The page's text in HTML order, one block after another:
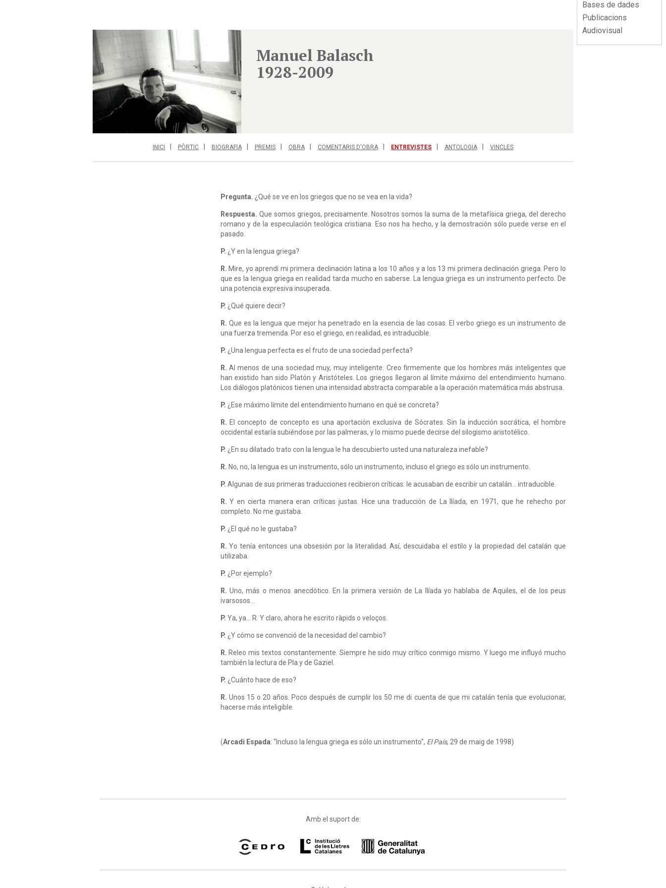
Bases de dades
Publicacions
Audiovisual
Manuel Balasch
1928-2009
INICI PÒRTIC BIOGRAFIA PREMIS OBRA COMENTARIS D'OBRA ENTREVISTES ANTOLOGIA VINCLES
Pregunta. ¿Qué se ve en los griegos que no se vea en la vida?
Respuesta. Que somos griegos, precisamente. Nosotros somos la suma de la metafísica griega, del derecho
romano y de la especulación teológica cristiana. Eso nos ha hecho, y la demostración sólo puede verse en el
pasado.
P. ¿Y en la lengua griega?
R. Mire, yo aprendí mi primera declinación latina a los 10 años y a los 13 mi primera declinación griega. Pero lo
que es la lengua griega en realidad tarda mucho en saberse. La lengua griega es un instrumento perfecto. De
una potencia expresiva insuperada.
P. ¿Qué quiere decir?
R. Que es la lengua que mejor ha penetrado en la esencia de las cosas. El verbo griego es un instrumento de
una fuerza tremenda. Por eso el griego, en realidad, es intraducible.
P. ¿Una lengua perfecta es el fruto de una sociedad perfecta?
R. Al menos de una sociedad muy, muy inteligente. Creo firmemente que los hombres más inteligentes que
han existido han sido Platón y Aristóteles. Los griegos llegaron al límite máximo del entendimiento humano.
Los diálogos platónicos tienen una intensidad abstracta comparable a la operación matemática más abstrusa.
P. ¿Ese máximo límite del entendimiento humano en qué se concreta?
R. El concepto de concepto es una aportación exclusiva de Sócrates. Sin la inducción socrática, el hombre
occidental estaría subiéndose por las palmeras, y lo mismo puede decirse del silogismo aristotélico.
P. ¿En su dilatado trato con la lengua le ha descubierto usted una naturaleza inefable?
R. No, no, la lengua es un instrumento, sólo un instrumento, incluso el griego es sólo un instrumento.
P. Algunas de sus primeras traducciones recibieron críticas: le acusaban de escribir un catalán... intraducible.
R. Y en cierta manera eran críticas justas. Hice una traducción de La Ilíada, en 1971, que he rehecho por
completo. No me gustaba.
P. ¿El qué no le gustaba?
R.Yo tenía entonces una obsesión por la literalidad. Así, descuidaba el estilo y la propiedad del catalán que
utilizaba.
P. ¿Por ejemplo?
R. Uno, más o menos anecdótico. En la primera versión de La Ilíada yo hablaba de Aquiles, el de los peus
ivarsosos...
P. Ya, ya... R. Y claro, ahora he escrito ràpids o veloços.
P. ¿Y cómo se convenció de la necesidad del cambio?
R. Releo mis textos constantemente. Siempre he sido muy crítico conmigo mismo. Y luego me influyó mucho
también la lectura de Pla y de Gaziel.
P. ¿Cuánto hace de eso?
R. Unos 15 o 20 años. Poco después de cumplir los 50 me di cuenta de que mi catalán tenía que evolucionar,
hacerse más inteligible.
(Arcadi Espada: "Incluso la lengua griega es sólo un instrumento", El País, 29 de maig de 1998)
Amb el suport de: